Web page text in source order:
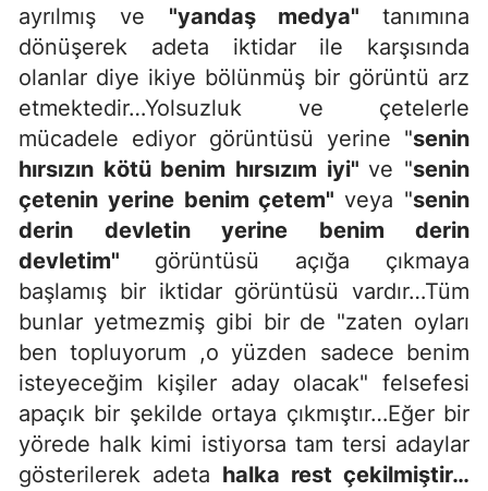
ayrılmış ve "yandaş medya" tanımına
dönüşerek adeta iktidar ile karşısında
olanlar diye ikiye bölünmüş bir görüntü arz
etmektedir…Yolsuzluk ve çetelerle
mücadele ediyor görüntüsü yerine "senin
hırsızın kötü benim hırsızım iyi"ve "senin
çetenin yerine benim çetem"veya "senin
derin devletin yerine benim derin
devletim" görüntüsü açığa çıkmaya
başlamış bir iktidar görüntüsü vardır…Tüm
bunlar yetmezmiş gibi bir de "zaten oyları
ben topluyorum ,o yüzden sadece benim
isteyeceğim kişiler aday olacak" felsefesi
apaçık bir şekilde ortaya çıkmıştır…Eğer bir
yörede halk kimi istiyorsa tam tersi adaylar
gösterilerek adeta halka rest çekilmiştir…